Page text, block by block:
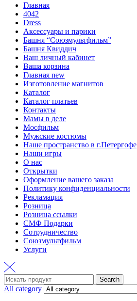
Главная
4042
Dress
Аксессуары и парики
Башня “Союзмультфильм”
Башня Квиддич
Ваш личный кабинет
Ваша корзина
Главная new
Изготовление магнитов
Каталог
Каталог платьев
Контакты
Мамы в деле
Мосфильм
Мужские костюмы
Наше пространство в г.Петергофе
Наши игры
О нас
Открытки
Оформление вашего заказа
Политику конфиденциальности
Рекламация
Розница
Розница ссылки
СМФ Подарки
Сотрудничество
Союзмультфильм
Услуги
Search
for:
Search
All category